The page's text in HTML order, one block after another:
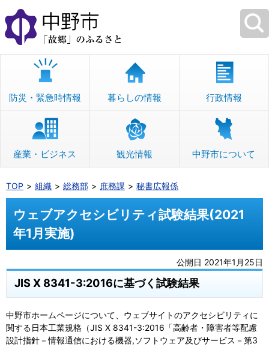
本
文
へ
移
防災・緊急時情報 暮らしの情報 行政情報
産業・ビジネス 観光情報 中野市について
TOP 組織 総務部 庶務課 秘書広報係
ウェブアクセシビリティ試験結果(2021
年1月実施)
公開日 2021年1月25日
JIS X 8341-3:2016に基づく試験結果
中野市ホームページについて、ウェブサイトのアクセシビリティに
関する日本工業規格（JIS X 8341-3:2016「高齢者・障害者等配慮
設計指針－情報通信における機器,ソフトウェア及びサービス－第3